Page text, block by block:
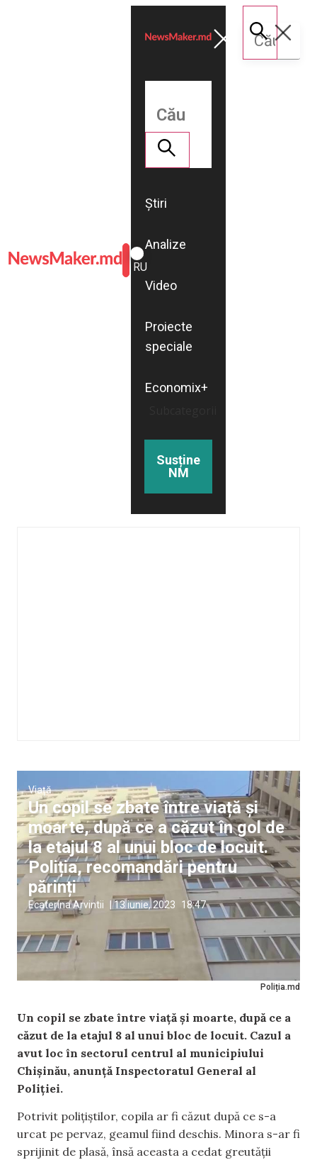
ROMÂNĂ
RU
Știri
Analize
Video
Proiecte
speciale
Economix+
Susține
NM
Poliția.md
Viață
Un copil se zbate între viață și
moarte, după ce a căzut în gol de
la etajul 8 al unui bloc de locuit.
Poliția, recomandări pentru
părinți
Ecaterina Arvintii |13 iunie, 2023 18:47
Un copil se zbate între viață și moarte, după ce a
căzut de la etajul 8 al unui bloc de locuit. Cazul a
avut loc în sectorul centrul al municipiului
Chișinău, anunță Inspectoratul General al
Poliției.
Potrivit polițiștilor, copila ar fi căzut după ce s-a
urcat pe pervaz, geamul fiind deschis. Minora s-ar fi
sprijinit de plasă, însă aceasta a cedat greutății